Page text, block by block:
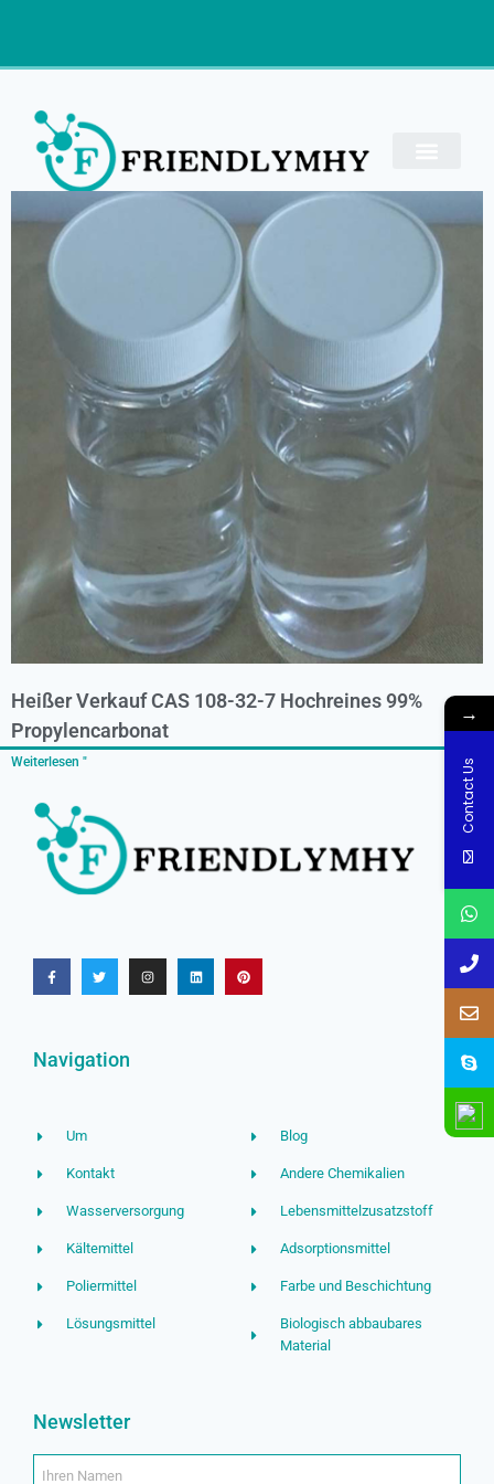
Propylencarbonat
Heißer Verkauf CAS 108-32-7 Hochreines 99%
Propylencarbonat
Weiterlesen "
Navigation
Um
Kontakt
Wasserversorgung
Kältemittel
Poliermittel
Lösungsmittel
Blog
Andere Chemikalien
Lebensmittelzusatzstoff
Adsorptionsmittel
Farbe und Beschichtung
Biologisch abbaubares
Material
Newsletter
→
Contact Us